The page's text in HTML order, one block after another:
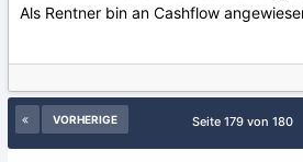
Als Rentner bin an Cashflow
VORHERIGE Seite 179 von 180